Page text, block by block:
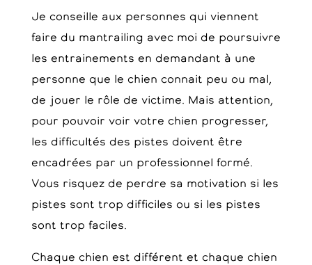
Je conseille aux personnes qui viennent
faire du mantrailing avec moi de poursuivre
les entrainements en demandant à une
personne que le chien connait peu ou mal,
de jouer le rôle de victime. Mais attention,
pour pouvoir voir votre chien progresser,
les difficultés des pistes doivent être
encadrées par un professionnel formé.
Vous risquez de perdre sa motivation si les
pistes sont trop difficiles ou si les pistes
sont trop faciles.
Chaque chien est différent et chaque chien